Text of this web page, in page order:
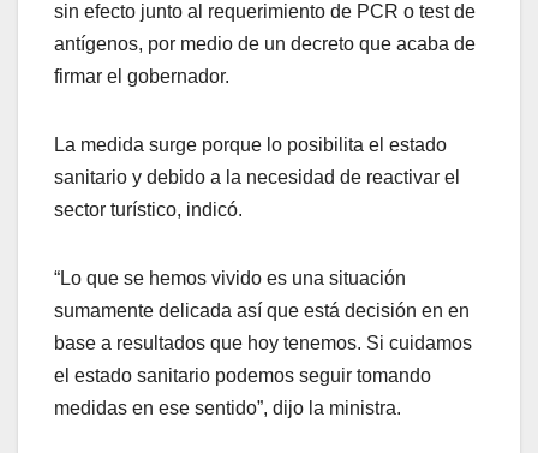
sin efecto junto al requerimiento de PCR o test de
antígenos, por medio de un decreto que acaba de
firmar el gobernador.
La medida surge porque lo posibilita el estado
sanitario y debido a la necesidad de reactivar el
sector turístico, indicó.
“Lo que se hemos vivido es una situación
sumamente delicada así que está decisión en en
base a resultados que hoy tenemos. Si cuidamos
el estado sanitario podemos seguir tomando
medidas en ese sentido”, dijo la ministra.